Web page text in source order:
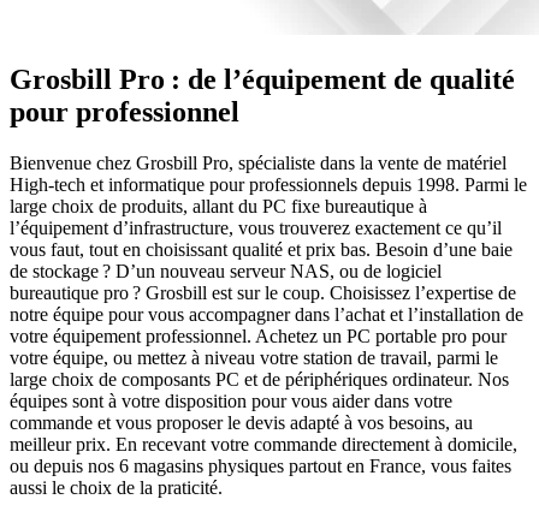
Grosbill Pro : de l’équipement de qualité
pour professionnel
Bienvenue chez Grosbill Pro, spécialiste dans la vente de matériel
High-tech et informatique pour professionnels depuis 1998. Parmi le
large choix de produits, allant du PC fixe bureautique à
l’équipement d’infrastructure, vous trouverez exactement ce qu’il
vous faut, tout en choisissant qualité et prix bas. Besoin d’une baie
de stockage ? D’un nouveau serveur NAS, ou de logiciel
bureautique pro ? Grosbill est sur le coup. Choisissez l’expertise de
notre équipe pour vous accompagner dans l’achat et l’installation de
votre équipement professionnel. Achetez un PC portable pro pour
votre équipe, ou mettez à niveau votre station de travail, parmi le
large choix de composants PC et de périphériques ordinateur. Nos
équipes sont à votre disposition pour vous aider dans votre
commande et vous proposer le devis adapté à vos besoins, au
meilleur prix. En recevant votre commande directement à domicile,
ou depuis nos 6 magasins physiques partout en France, vous faites
aussi le choix de la praticité.